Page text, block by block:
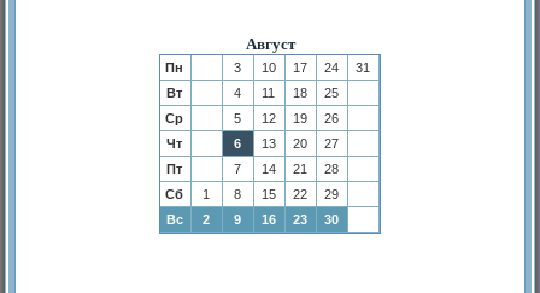
Август
Пн 3 10 17 24
31
Вт
4 11 18
25
Ср
5 12 19
26
Чт
6 13 20
27
Пт
7 14 21
28
Сб
1 8 15 22
29
Вс
2 9 16 23 30